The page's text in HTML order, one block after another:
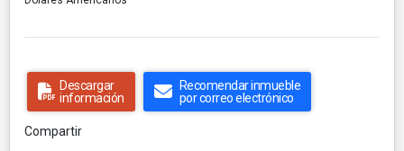
Descargar
información
Recomendar inmueble
por correo electrónico
Compartir